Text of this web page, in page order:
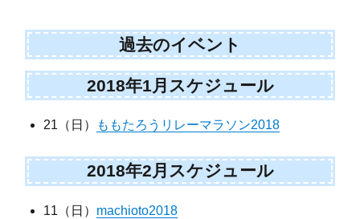
過去のイベント
2018年1月スケジュール
21（日） ももたろうリレーマラソン2018
2018年2月スケジュール
11（日） machioto2018